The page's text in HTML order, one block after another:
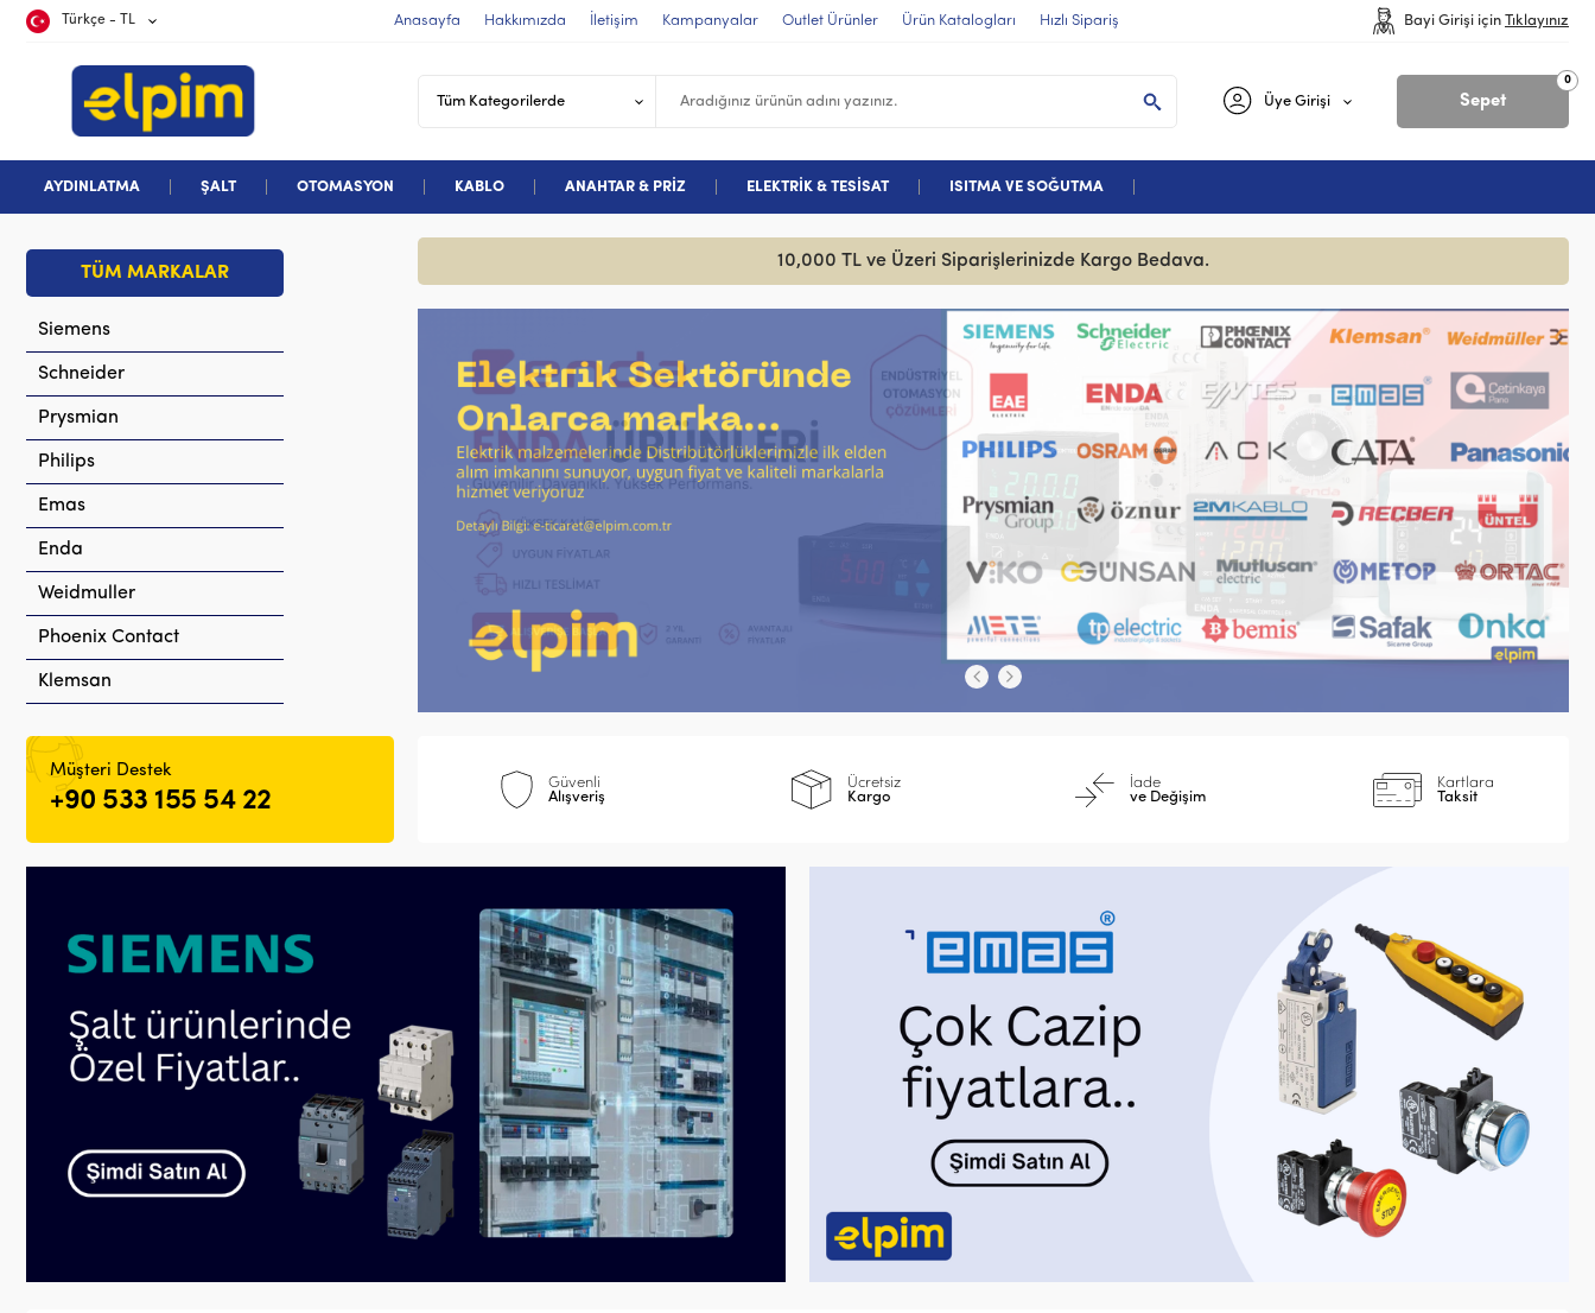
Türkçe - TL Anasayfa Hakkımızda İletişim Kampanyalar Outlet Ürünler Ürün Katalogları Hızlı Sipariş Bayi Girişi için Tıklayınız
Sepet
0
Üye Girişi
AYDINLATMA ŞALT OTOMASYON KABLO ANAHTAR & PRİZ ELEKTRİK & TESİSAT ISITMA VE SOĞUTMA
TÜM MARKALAR
Siemens
Schneider
Prysmian
Philips
Emas
Enda
Weidmuller
Phoenix Contact
Klemsan
10,000 TL ve Üzeri Siparişlerinizde Kargo Bedava.
Müşteri Destek
+90 533 155 54 22
Güvenli
Alışveriş
Ücretsiz
Kargo
İade
ve Değişim
Kartlara
Taksit